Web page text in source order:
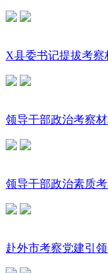
X县委书记提拔考察
领导干部政治考察
领导干部政治素质
赴外市考察党建引